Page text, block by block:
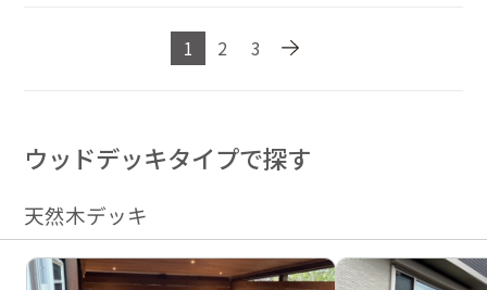
1 2 3
ウッドデッキタイプで探す
天然木デッキ